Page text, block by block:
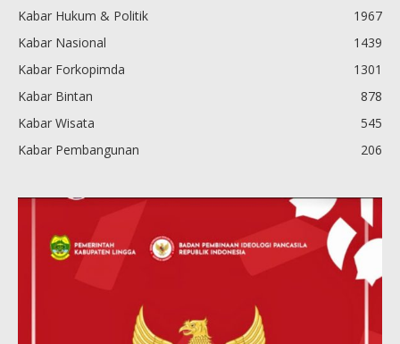
Kabar Hukum & Politik
1967
Kabar Nasional
1439
Kabar Forkopimda
1301
Kabar Bintan
878
Kabar Wisata
545
Kabar Pembangunan
206